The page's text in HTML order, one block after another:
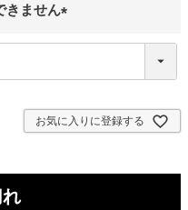
きません
お気に入りに登録する